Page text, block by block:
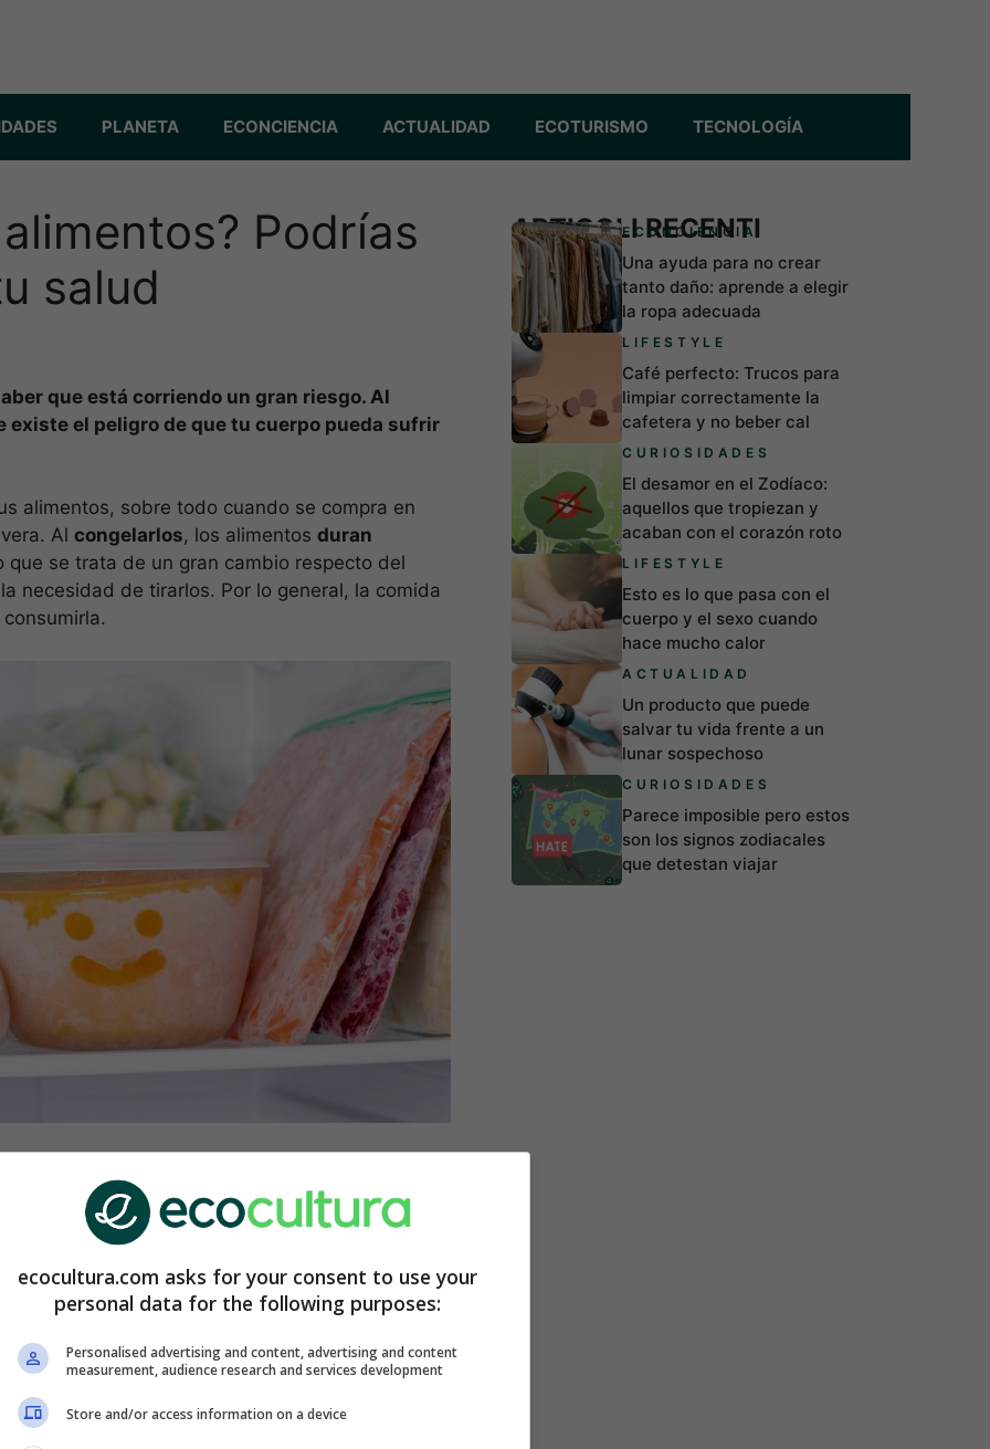
PLANETA ECONCIENCIA ACTUALIDAD ECOTURISMO TECNOLOGÍA
Podrías
salud
que está corriendo un gran riesgo. Al
el peligro de que tu cuerpo pueda sufrir
alimentos, sobre todo cuando se compra en
Al congelarlos, los alimentos duran
que se trata de un gran cambio respecto del
necesidad de tirarlos. Por lo general, la comida
se ha vuelto tan imprescindible que
demandados. Ciertamente, no es algo
alguna persona que no lo utilice. Ahora bien,
mal usode este método, vinculados todos con
todo lo que debes saber al respecto.
para consumir
congelada
ARTICOLI RECENTI
ECONCIENCIA
Una ayuda para no crear
tanto daño: aprende a elegir
la ropa adecuada
LIFESTYLE
Café perfecto: Trucos para
limpiar correctamente la
cafetera y no beber cal
CURIOSIDADES
El desamor en el Zodíaco:
aquellos que tropiezan y
acaban con el corazón roto
LIFESTYLE
Esto es lo que pasa con el
cuerpo y el sexo cuando
hace mucho calor
ACTUALIDAD
Un producto que puede
salvar tu vida frente a un
lunar sospechoso
CURIOSIDADES
Parece imposible pero estos
son los signos zodiacales
que detestan viajar
ecocultura.com asks for your consent to use your
personal data for the following purposes:
Personalised advertising and content, advertising and content
measurement, audience research and services development
Store and/or access information on a device